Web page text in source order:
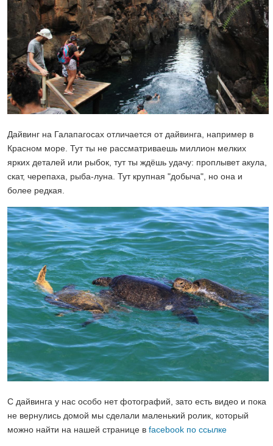
Дайвинг на Галапагосах отличается от дайвинга, например в
Красном море. Тут ты не рассматриваешь миллион мелких
ярких деталей или рыбок, тут ты ждёшь удачу: проплывет акула,
скат, черепаха, рыба-луна. Тут крупная "добыча", но она и
более редкая.
С дайвинга у нас особо нет фотографий, зато есть видео и пока
не вернулись домой мы сделали маленький ролик, который
можно найти на нашей странице в facebook по ссылке